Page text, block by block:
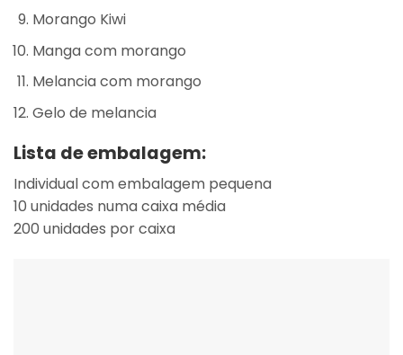
Morango Kiwi
Manga com morango
Melancia com morango
Gelo de melancia
Lista de embalagem:
Individual com embalagem pequena
10 unidades numa caixa média
200 unidades por caixa